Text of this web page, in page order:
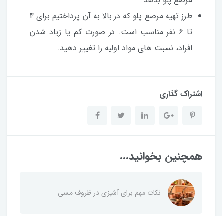
طرز تهیه مرصع پلو که در بالا به آن پرداختیم برای 4
تا 6 نفر مناسب است. در صورت کم یا زیاد شدن
افراد، نسبت های مواد اولیه را تغییر دهید.
اشتراک گذاری
همچنین بخوانید...
نکات مهم برای آشپزی در ظروف مسی